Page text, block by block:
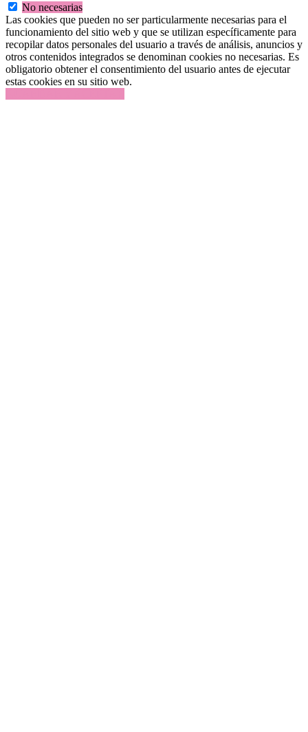
No necesarias
Las cookies que pueden no ser particularmente necesarias para el
funcionamiento del sitio web y que se utilizan específicamente para
recopilar datos personales del usuario a través de análisis, anuncios y
otros contenidos integrados se denominan cookies no necesarias. Es
obligatorio obtener el consentimiento del usuario antes de ejecutar
estas cookies en su sitio web.